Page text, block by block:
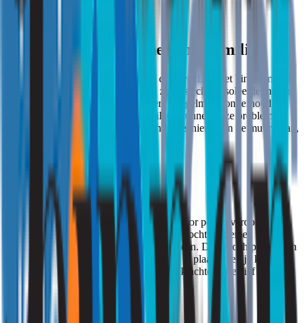
Schimmelsporen en het binnenmilieu
Schimmelproblemen ontstaan vaak door vocht in het binnenmilieu.
Vocht trekt naar koude bouwdelen, zoals slecht geïsoleerde muren,
waar schimmelgroei wordt bevorderd. Regelmatig onderhoud en
verbeteringen zoals isolatie en ventilatie kunnen deze problemen
voorkomen. Zorg er ook voor dat meubels niet tegen de muur staan,
zodat lucht vrij kan circuleren.
Conclusie
Hooikoorts klachten worden niet alleen door pollen veroorzaakt.
Schimmelsporen, die vaak ontstaan door vochtproblemen in huis,
zijn een onderschatte oorzaak van allergieën. Door vochtproblemen
aan te pakken, meubels iets van de muur te plaatsen en je klachten
gericht te behandelen, kun je hooikoorts klachten effectief
verminderen.